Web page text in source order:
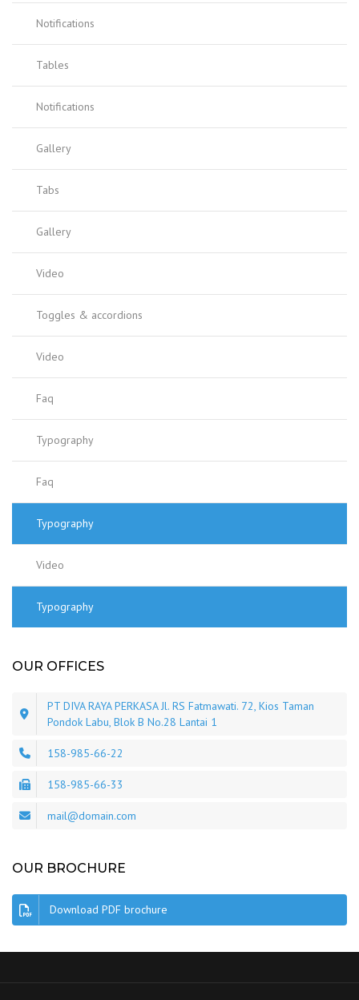
Notifications
Tables
Notifications
Gallery
Tabs
Gallery
Video
Toggles & accordions
Video
Faq
Typography
Faq
Typography
Video
Typography
OUR OFFICES
PT DIVA RAYA PERKASA Jl. RS Fatmawati. 72, Kios Taman
Pondok Labu, Blok B No.28 Lantai 1
158-985-66-22
158-985-66-33
mail@domain.com
OUR BROCHURE
Download PDF brochure